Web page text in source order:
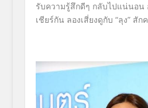
รับความรู้สึกดีๆ กลับไปแน่นอน
เชียร์กัน ลองเสี่ยงดูกับ “ลุง”สักค